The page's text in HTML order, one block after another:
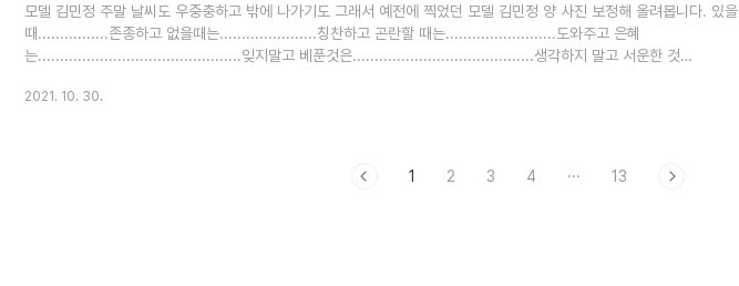
모델 김민정 주말 날씨도 우중충하고 밖에 나가기도 그래서 예전에 찍었던 모델 김민정 양 사진 보정해 올려봅니다. 있을
때................존종하고 없을때는......................칭찬하고 곤란할 때는.........................도와주고 은혜
는..............................................잊지말고 베푼것은.........................................생각하지 말고 서운한 것
2021. 10. 30.
1 2 3 4 ··· 13